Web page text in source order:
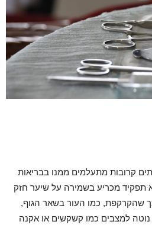
קרובות מתעלמים ממנו בבריאות
תפקיד מכריע בשמירה על שיער חזק
שהקרקפת, כמו העור בשאר הגוף,
נוטה למצבים כמו קשקשים או אקנה